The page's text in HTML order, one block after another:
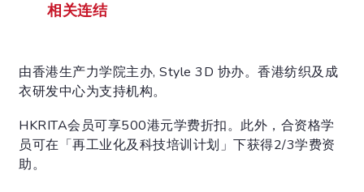
相关连结
由香港生产力学院主办, Style 3D 协办。香港纺织及成
衣研发中心为支持机构。
HKRITA会员可享500港元学费折扣。此外，合资格学
员可在「再工业化及科技培训计划」下获得2/3学费资
助。